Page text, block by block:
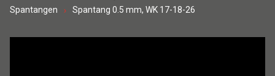
Spantangen
Spantang 0.5 mm, WK 17-18-26